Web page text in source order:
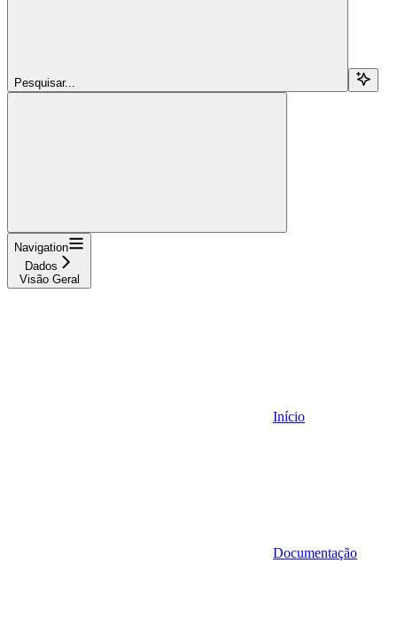
Pesquisar...
Navigation
Dados
Visão Geral
Início
Documentação